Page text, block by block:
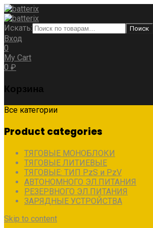
Искать: Поиск
Вход
0
My Cart
0 ₽
Корзина
Все категории
Product categories
ТЯГОВЫЕ МОНОБЛОКИ
ТЯГОВЫЕ ЛИТИЕВЫЕ
ТЯГОВЫЕ: ТИП PzS и PzV
АВТОНОМНОГО ЭЛ.ПИТАНИЯ
РЕЗЕРВНОГО ЭЛ.ПИТАНИЯ
ЗАРЯДНЫЕ УСТРОЙСТВА
Skip to content